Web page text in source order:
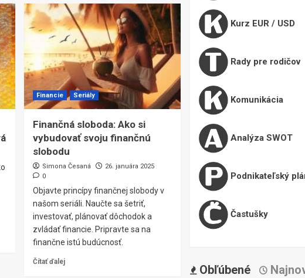
Financie Seriály
Finančná sloboda: Ako si
vybudovať svoju finančnú
slobodu
Simona Česaná
26. januára 2025
0
Objavte princípy finančnej slobody v
našom seriáli. Naučte sa šetriť,
investovať, plánovať dôchodok a
zvládať financie. Pripravte sa na
finančne istú budúcnosť.
Čítať ďalej
Kurz EUR / USD
Rady pre rodičov
Komunikácia
Analýza SWOT
Podnikateľský
Častušky
Obľúbené